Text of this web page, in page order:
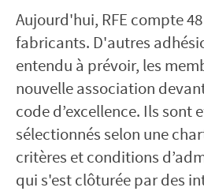
Aujourd'hui, RFE compte
fabricants. D'autres
entendu à prévoir, les
nouvelle association
code d’excellence. Ils sont
sélectionnés selon une
critères et conditions
qui s'est clôturée par des